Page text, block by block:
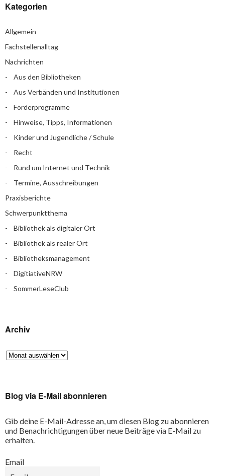
Kategorien
Allgemein
Fachstellenalltag
Nachrichten
Aus den Bibliotheken
Aus Verbänden und Institutionen
Förderprogramme
Hinweise, Tipps, Informationen
Kinder und Jugendliche / Schule
Recht
Rund um Internet und Technik
Termine, Ausschreibungen
Praxisberichte
Schwerpunktthema
Bibliothek als digitaler Ort
Bibliothek als realer Ort
Bibliotheksmanagement
DigitiativeNRW
SommerLeseClub
Archiv
Blog via E-Mail abonnieren
Gib deine E-Mail-Adresse an, um diesen Blog zu abonnieren
und Benachrichtigungen über neue Beiträge via E-Mail zu
erhalten.
Email